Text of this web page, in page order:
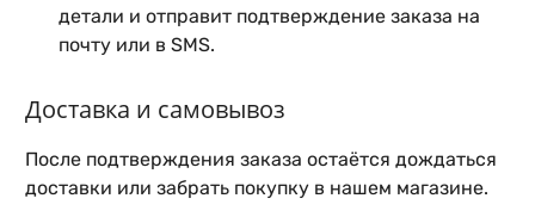
детали и отправит подтверждение заказа на
почту или в SMS.
Доставка и самовывоз
После подтверждения заказа остаётся дождаться
доставки или забрать покупку в нашем магазине.